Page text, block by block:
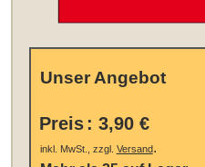
Unser Angebot
Preis : 3,90 €
inkl. MwSt., zzgl. Versand.